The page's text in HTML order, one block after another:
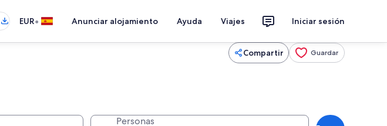
EUR• Anunciar alojamiento Ayuda Viajes Iniciar sesión
Compartir Guardar
Personas